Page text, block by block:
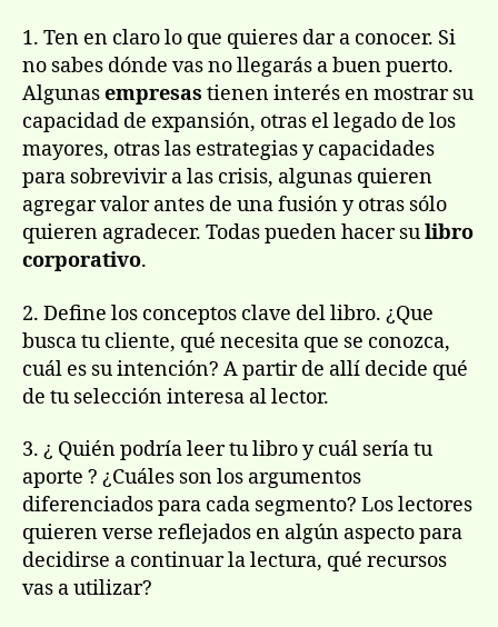
1. Ten en claro lo que quieres dar a conocer. Si
no sabes dónde vas no llegarás a buen puerto.
Algunasempresas tienen interés en mostrar su
capacidad de expansión, otras el legado de los
mayores, otras las estrategias y capacidades
para sobrevivir a las crisis, algunas quieren
agregar valor antes de una fusión y otras sólo
quieren agradecer. Todas pueden hacer sulibro
corporativo.
2. Define los conceptos clave del libro. ¿Que
busca tu cliente, qué necesita que se conozca,
cuál es su intención? A partir de allí decide qué
de tu selección interesa al lector.
3. ¿ Quién podría leer tu libro y cuál sería tu
aporte ? ¿Cuáles son los argumentos
diferenciados para cada segmento? Los lectores
quieren verse reflejados en algún aspecto para
decidirse a continuar la lectura, qué recursos
vas a utilizar?